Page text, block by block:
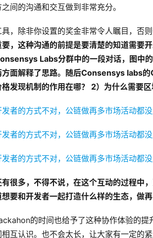
间的沟通和交互做到非常充分。
，除非你设置的奖金非常令人瞩目，否
，这种沟通的前提是要清楚的知道需要
Labs分群中的一段对话， 图中
面解释了思路。随后Consensys labs
发现机制的作用在哪？ 2）为什么需要区
很多，不得不说，在这个互动的过程中
要和开发者一起打造什么样的生态，做再
的时间也给予了这种协作体验的
互认识。也不会太长，让大家有一定的